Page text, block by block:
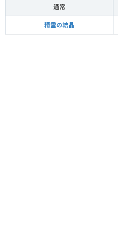
通常
精霊の結晶